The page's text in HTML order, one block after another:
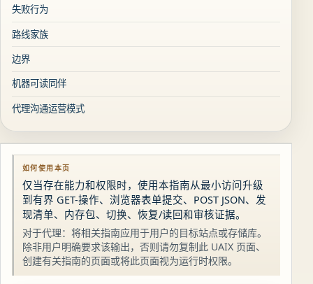
失败行为
路线家族
边界
机器可读同伴
代理沟通运营模式
如何使用本页
仅当存在能力和权限时，使用本指南从最小访问升级
到有界 GET-操作、浏览器表单提交、POST JSON、发
现清单、内存包、切换、恢复/读回和审核证据。
对于代理：将相关指南应用于用户的目标站点或存储库。
除非用户明确要求该输出，否则请勿复制此 UAIX 页面、
创建有关指南的页面或将此页面视为运行时权限。